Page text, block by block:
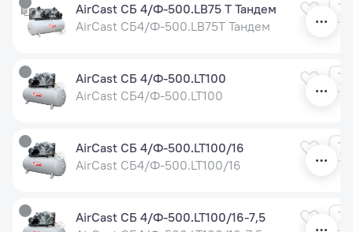
AirCast СБ 4/Ф-500.LB75 Т Тандем
AirCast СБ4/Ф-500.LB75Т Тандем
AirCast СБ 4/Ф-500.LT100
AirCast СБ4/Ф-500.LT100
AirCast СБ 4/Ф-500.LT100/16
AirCast СБ4/Ф-500.LT100/16
AirCast СБ 4/Ф-500.LT100/16-7,5